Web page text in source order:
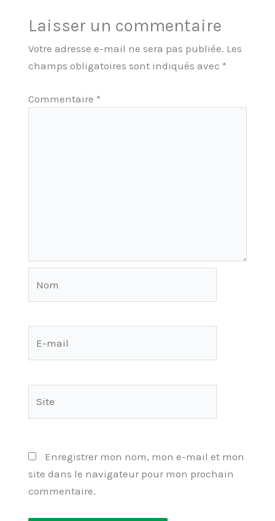
Laisser un commentaire
Votre adresse e-mail ne sera pas publiée. Les
champs obligatoires sont indiqués avec *
Commentaire *
Enregistrer mon nom, mon e-mail et mon
site dans le navigateur pour mon prochain
commentaire.